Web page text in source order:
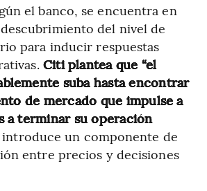
el banco, se encuentra en
del nivel de
para inducir respuestas
Citi plantea que “el
suba hasta encontrar
de mercado que impulse a
a terminar su operación
un componente de
entre precios y decisiones